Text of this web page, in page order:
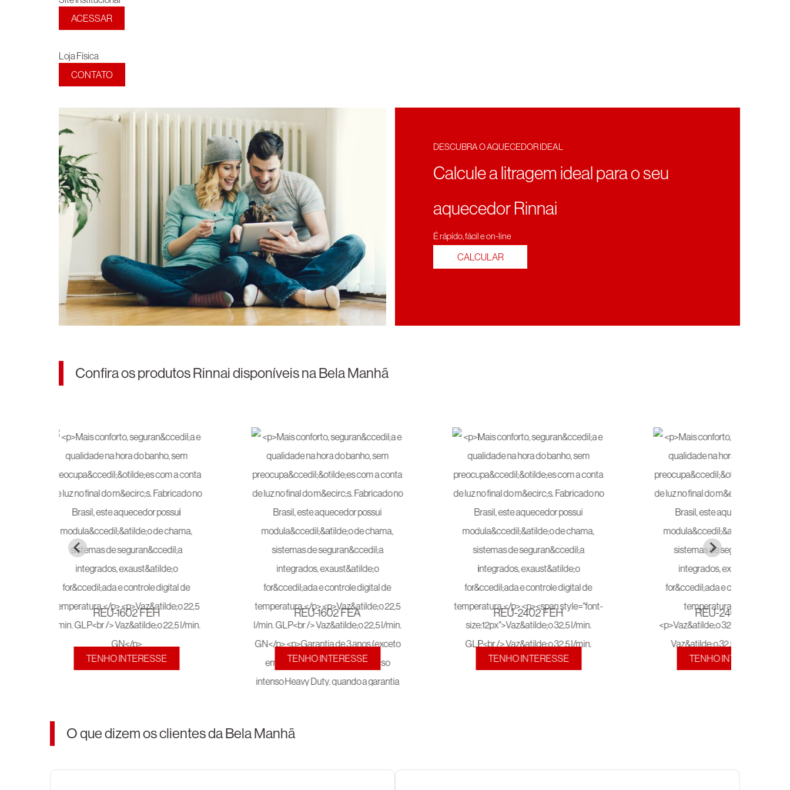
ACESSAR
Loja Física
CONTATO
DESCUBRA O AQUECEDOR IDEAL
Calcule a litragem ideal para o seu
aquecedor Rinnai
É rápído, fácil e on-line
Confira os produtos Rinnai disponíveis na Bela Manhã
REU-1602 FEH
TENHO INTERESSE
REU-1602 FEA
TENHO INTERESSE
REU-2402 FEH
TENHO INTERESSE
REU-2402 FEA
TENHO INTERESSE
O que dizem os clientes da Bela Manhã